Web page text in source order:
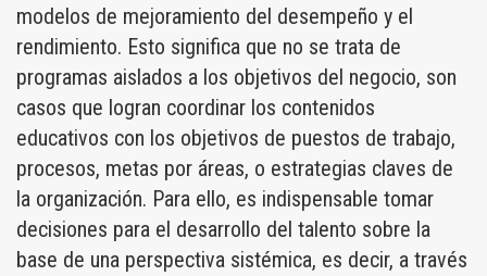
modelos de mejoramiento del desempeño y el
rendimiento. Esto significa que no se trata de
programas aislados a los objetivos del negocio, son
casos que logran coordinar los contenidos
educativos con los objetivos de puestos de trabajo,
procesos, metas por áreas, o estrategias claves de
la organización. Para ello, es indispensable tomar
decisiones para el desarrollo del talento sobre la
base de una perspectiva sistémica, es decir, a través